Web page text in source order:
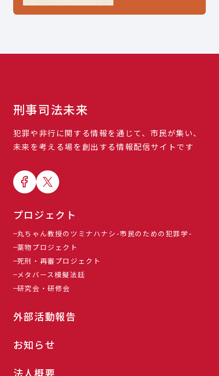
刑事司法未来
犯罪や非行に関する情報を通じて、市民が集い、
未来を考える場を創出する情報配信サイトです
プロジェクト
丸ちゃん教授のツミナハナシ-市民のための犯罪学-
薬物プロジェクト
死刑・再審プロジェクト
メタバース模擬法廷
研究会・研修会
外部活動報告
お知らせ
法人概要